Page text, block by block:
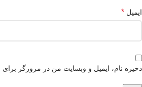
ایمیل *
ذخیره نام، ایمیل و وبسایت من در مرورگر برای